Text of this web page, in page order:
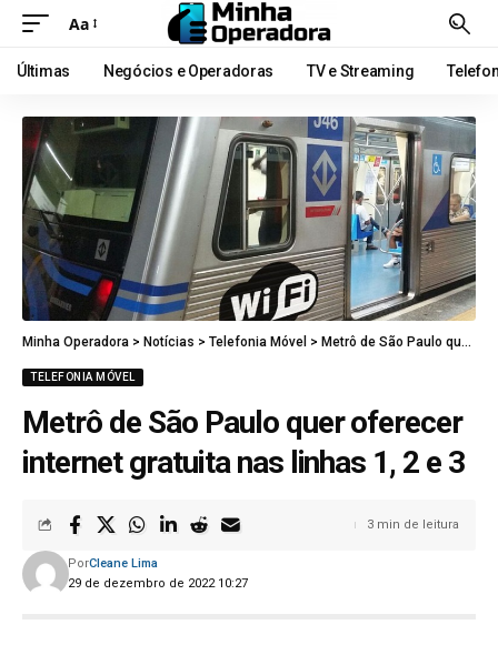
Aa
Últimas Negócios e Operadoras TV e Streaming
Minha Operadora > Notícias > Telefonia Móvel > Metrô de São Paulo quer oferecer internet gratuita nas linhas 1, 2 e 3
TELEFONIA MÓVEL
Metrô de São Paulo quer oferecer
internet gratuita nas linhas 1, 2 e 3
29 de dezembro de 2022 10:27
PorCleane Lima
3 min de leitura